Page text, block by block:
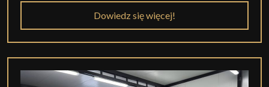
Dowiedz się więcej!